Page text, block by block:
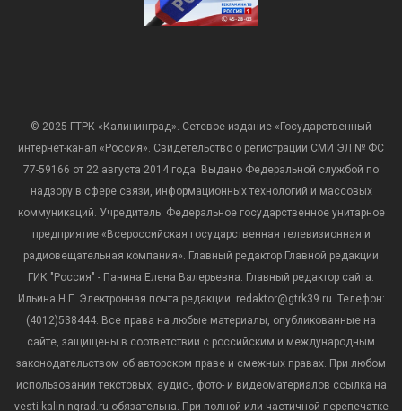
© 2025 ГТРК «Калининград». Сетевое издание «Государственный
интернет-канал «Россия». Свидетельство о регистрации СМИ ЭЛ № ФС
77-59166 от 22 августа 2014 года. Выдано Федеральной службой по
надзору в сфере связи, информационных технологий и массовых
коммуникаций. Учредитель: Федеральное государственное унитарное
предприятие «Всероссийская государственная телевизионная и
радиовещательная компания». Главный редактор Главной редакции
ГИК "Россия" - Панина Елена Валерьевна. Главный редактор сайта:
Ильина Н.Г. Электронная почта редакции: redaktor@gtrk39.ru. Телефон:
(4012)538444. Все права на любые материалы, опубликованные на
сайте, защищены в соответствии с российским и международным
законодательством об авторском праве и смежных правах. При любом
использовании текстовых, аудио-, фото- и видеоматериалов ссылка на
vesti-kaliningrad.ru обязательна. При полной или частичной перепечатке